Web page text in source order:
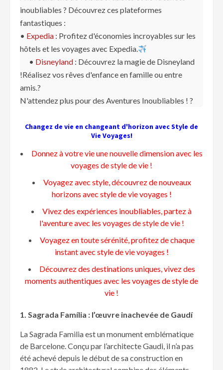
inoubliables ? Découvrez ces plateformes
fantastiques :
• Expedia : Profitez d'économies incroyables sur les
hôtels et les voyages avec Expedia.
• Disneyland : Découvrez la magie de Disneyland
!Réalisez vos rêves d'enfance en famille ou entre
amis.?
N'attendez plus pour des Aventures Inoubliables ! ?️
Changez de vie en changeant d'horizon avec Style de
Vie Voyages!
Donnez à votre vie une nouvelle dimension avec les
voyages de style de vie !
Voyagez avec style, découvrez de nouveaux
horizons avec style de vie voyages !
Vivez des expériences inoubliables, partez à
l'aventure avec les voyages de style de vie !
Voyagez en toute sérénité, profitez de chaque
instant avec style de vie voyages !
Découvrez des destinations uniques, vivez des
moments authentiques avec les voyages de style de
vie !
1. Sagrada Família : l’œuvre inachevée de Gaudí
La Sagrada Familia est un monument emblématique
de Barcelone. Conçu par l’architecte Gaudi, il n’a pas
été achevé depuis le début de sa construction en